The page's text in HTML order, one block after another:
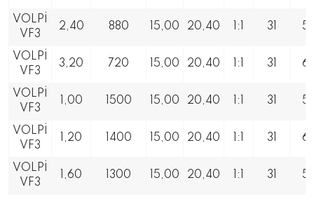
VOLPİ
VF3
2,40 880 15,00 20,40 1:1 31
VOLPİ
VF3
3,20 720 15,00 20,40 1:1 31
VOLPİ
VF3
1,00 1500 15,00 20,40 1:1 31
VOLPİ
VF3
1,20 1400 15,00 20,40 1:1 31
VOLPİ
VF3
1,60 1300 15,00 20,40 1:1 31